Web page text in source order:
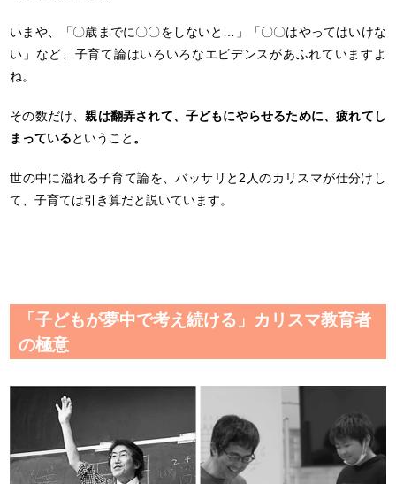
いまや、「〇歳までに〇〇をしないと…」「〇〇はやってはいけな
い」など、子育て論はいろいろなエビデンスがあふれていますよ
ね。
その数だけ、親は翻弄されて、子どもにやらせるために、疲れてし
まっているということ 。
世の中に溢れる子育て論を、バッサリと2人のカリスマが仕分けし
て、子育ては引き算だと説いています。
「子どもが夢中で考え続ける」カリスマ教育者
の極意